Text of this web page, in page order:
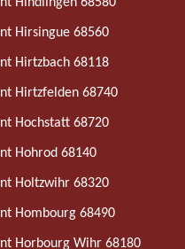
Hirsingue 68560
Hirtzbach 68118
Hirtzfelden 68740
Hochstatt 68720
Hohrod 68140
Holtzwihr 68320
Hombourg 68490
Horbourg Wihr 68180